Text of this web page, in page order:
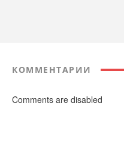
КОММЕНТАРИИ
Comments are disabled